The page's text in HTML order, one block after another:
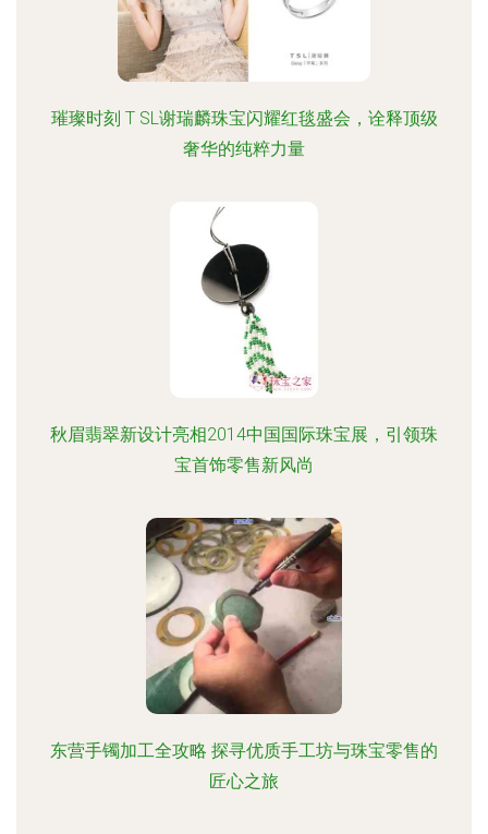
璀璨时刻 T SL谢瑞麟珠宝闪耀红毯盛会，诠释顶级
奢华的纯粹力量
秋眉翡翠新设计亮相2014中国国际珠宝展，引领珠
宝首饰零售新风尚
东营手镯加工全攻略 探寻优质手工坊与珠宝零售的
匠心之旅